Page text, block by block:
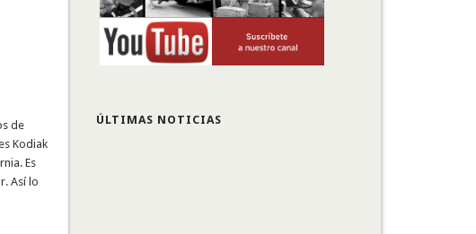
de
Kodiak
Es
Así lo
ÚLTIMAS NOTICIAS